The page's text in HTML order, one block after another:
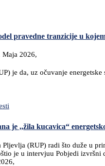
pravedne tranzicije u
Maja 2026,
je da, uz očuvanje
je ,,žila kucavica“
Pljevlja (RUP) radi što duže u
je u intervjuu Pobjedi